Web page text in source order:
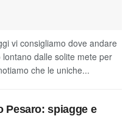
vi consigliamo dove andare
dalle solite mete per
che le uniche...
Pesaro: spiagge e